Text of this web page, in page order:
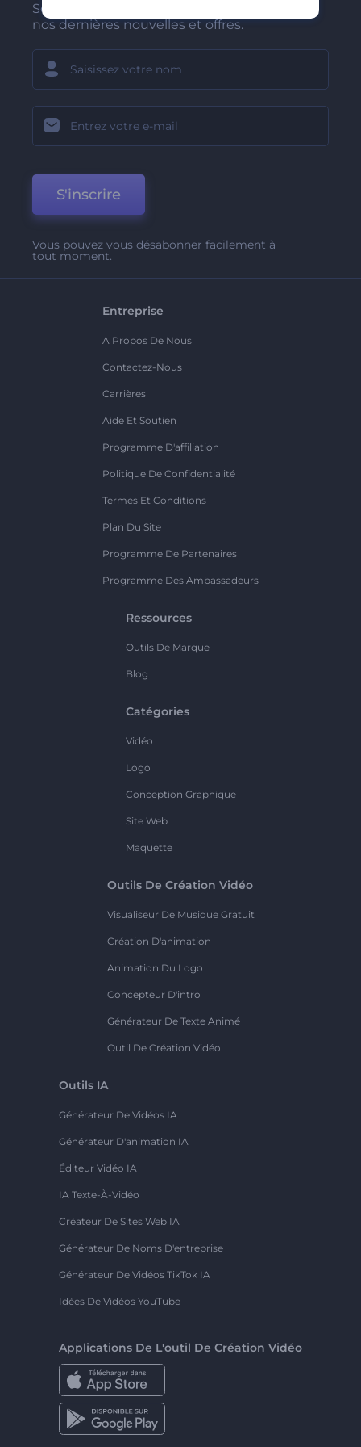
Soyez parmi les premiers à recevoir
nos dernières nouvelles et offres.
S'inscrire
Vous pouvez vous désabonner facilement à
tout moment.
Entreprise
A Propos De Nous
Contactez-Nous
Carrières
Aide Et Soutien
Programme D'affiliation
Politique De Confidentialité
Termes Et Conditions
Plan Du Site
Programme De Partenaires
Programme Des Ambassadeurs
Ressources
Outils De Marque
Blog
Catégories
Vidéo
Logo
Conception Graphique
Site Web
Maquette
Outils De Création Vidéo
Visualiseur De Musique Gratuit
Création D'animation
Animation Du Logo
Concepteur D'intro
Générateur De Texte Animé
Outil De Création Vidéo
Outils IA
Générateur De Vidéos IA
Générateur D'animation IA
Éditeur Vidéo IA
IA Texte-À-Vidéo
Créateur De Sites Web IA
Générateur De Noms D'entreprise
Générateur De Vidéos TikTok IA
Idées De Vidéos YouTube
Applications De L'outil De Création Vidéo